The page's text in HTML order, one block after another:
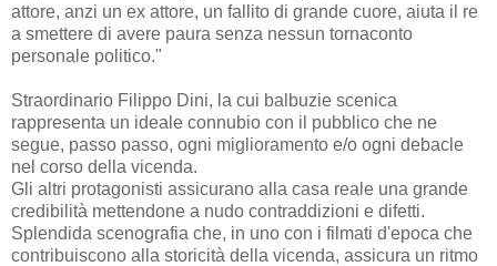
attore, anzi un ex attore, un fallito di grande cuore, aiuta il re
a smettere di avere paura senza nessun tornaconto
personale politico."
Straordinario Filippo Dini, la cui balbuzie scenica
rappresenta un ideale connubio con il pubblico che ne
segue, passo passo, ogni miglioramento e/o ogni debacle
nel corso della vicenda.
Gli altri protagonisti assicurano alla casa reale una grande
credibilità mettendone a nudo contraddizioni e difetti.
Splendida scenografia che, in uno con i filmati d'epoca che
contribuiscono alla storicità della vicenda, assicura un ritmo